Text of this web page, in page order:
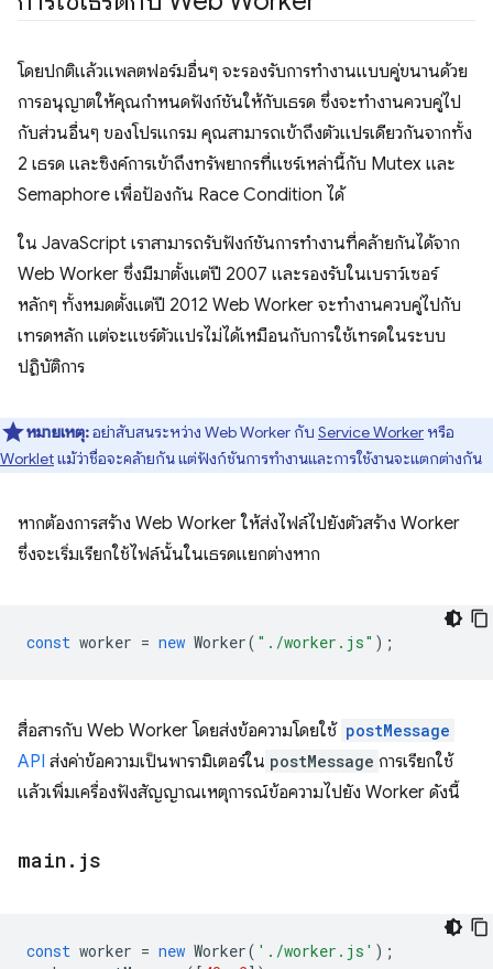
โดยปกติแล้วแพลตฟอร์มอื่นๆ จะรองรับการทำงานแบบคู่ขนานด้วย
การอนุญาตให้คุณกำหนดฟังก์ชันให้กับเธรด ซึ่งจะทำงานควบคู่ไป
กับส่วนอื่นๆ ของโปรแกรม คุณสามารถเข้าถึงตัวแปรเดียวกันจากทั้ง
2 เธรด และซิงค์การเข้าถึงทรัพยากรที่แชร์เหล่านี้กับ Mutex และ
Semaphore เพื่อป้องกัน Race Condition ได้
ใน JavaScript เราสามารถรับฟังก์ชันการทำงานที่คล้ายกันได้จาก
Web Worker ซึ่งมีมาตั้งแต่ปี 2007 และรองรับในเบราว์เซอร์
หลักๆ ทั้งหมดตั้งแต่ปี 2012 Web Worker จะทำงานควบคู่ไปกับ
เทรดหลัก แต่จะแชร์ตัวแปรไม่ได้เหมือนกับการใช้เทรดในระบบ
ปฏิบัติการ
หมายเหตุ:อย่าสับสนระหว่าง Web Worker กับ Service Worker หรือ
Workletแม้ว่าชื่อจะคล้ายกัน แต่ฟังก์ชันการทำงานและการใช้งานจะแตกต่างกัน
หากต้องการสร้าง Web Worker ให้ส่งไฟล์ไปยังตัวสร้าง Worker
ซึ่งจะเริ่มเรียกใช้ไฟล์นั้นในเธรดแยกต่างหาก
const worker = new Worker( "./worker.js" );
สื่อสารกับ Web Worker โดยส่งข้อความโดยใช้ postMessage
API ส่งค่าข้อความเป็นพารามิเตอร์ใน postMessage การเรียกใช้
แล้วเพิ่มเครื่องฟังสัญญาณเหตุการณ์ข้อความไปยัง Worker ดังนี้
main . js
const worker = new Worker( './worker.js' );